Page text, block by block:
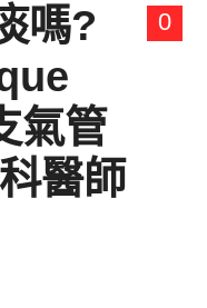
0
嗎?
氣管
醫師